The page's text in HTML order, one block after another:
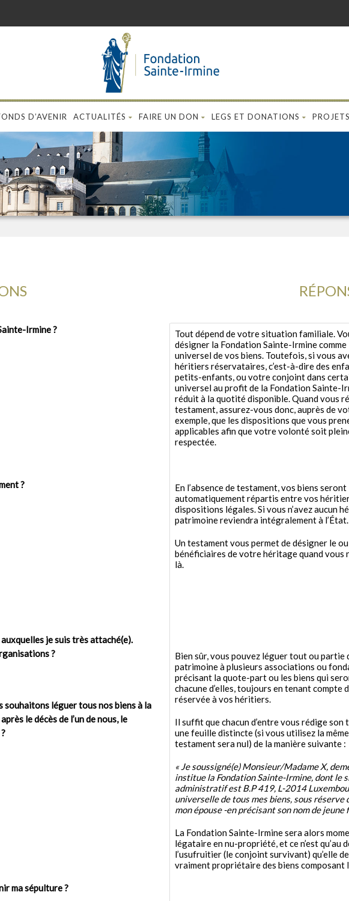
D’AVENIR ACTUALITÉS FAIRE UN DON LEGS ET DONATIONS
Irmine ?
?
je suis très attaché(e).
?
souhaitons léguer tous nos biens à la
le décès de l’un de nous, le
ma sépulture ?
Tout dépend de votre situation familiale.
désigner la Fondation Sainte-Irmine
universel de vos biens. Toutefois, si vous
héritiers réservataires, c’est-à-dire des
petits-enfants, ou votre conjoint dans
universel au profit de la Fondation Sainte-
réduit à la quotité disponible. Quand vous
testament, assurez-vous donc, auprès de
exemple, que les dispositions que vous
applicables afin que votre volonté soit
respectée.
En l’absence de testament, vos biens seront
automatiquement répartis entre vos
dispositions légales. Si vous n’avez aucun
patrimoine reviendra intégralement à l’État.
Un testament vous permet de désigner le
bénéficiaires de votre héritage quand vous
là.
Bien sûr, vous pouvez léguer tout ou partie
patrimoine à plusieurs associations ou
précisant la quote-part ou les biens qui
chacune d’elles, toujours en tenant compte
réservée à vos héritiers.
Il suffit que chacun d’entre vous rédige son
une feuille distincte (si vous utilisez la
testament sera nul) de la manière suivante :
« Je soussigné(e) Monsieur/Madame X,
institue la Fondation Sainte-Irmine, dont le
administratif est B.P 419, L-2014
universelle de tous mes biens, sous réserve
mon épouse -en précisant son nom de jeune
La Fondation Sainte-Irmine sera alors
légataire en nu-propriété, et ce n’est qu’au
l’usufruitier (le conjoint survivant) qu’elle
vraiment propriétaire des biens composant